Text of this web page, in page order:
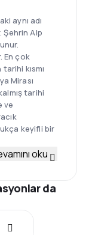
aynı adı
Şehrin Alp
En çok
kısmı
Mirası
tarihi
ve
keyifli bir
oku
da